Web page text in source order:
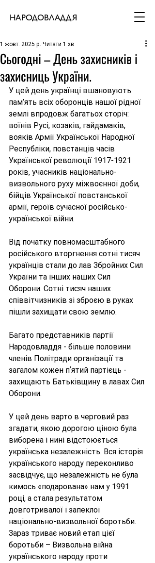
НАРОДОВЛАДДЯ
Сьогодні – День захисників і
захисниць України.
1 жовт. 2025 р. Читати 1 хв
У цей день українці вшановують
пам’ять всіх оборонців нашої рідної
землі впродовж багатьох сторіч:
воїнів Русі, козаків, гайдамаків,
вояків Армії Української Народної
Республіки, повстанців часів
Української революції 1917-1921
років, учасників національно-
визвольного руху міжвоєнної доби,
бійців Української повстанської
армії, героїв сучасної російсько-
української війни.
Від початку повномасштабного
російського вторгнення сотні тисяч
українців стали до лав Збройних Сил
України та інших наших Сил
Оборони. Сотні тисяч наших
співвітчизників зі зброєю в руках
пішли захищати свою землю.
Багато представників партії
Народовладдя - більше половини
членів Політради організації та
загалом кожен пʼятий партієць -
захищають Батьківщину в лавах Сил
Оборони.
У цей день варто в черговий раз
згадати, якою дорогою ціною була
виборена і нині відстоюється
українська незалежність. Вся історія
українського народу переконливо
засвідчує, що незалежність не була
кимось «подарована» нам у 1991
році, а стала результатом
довготривалої і запеклої
національно-визвольної боротьби.
Зараз триває новий етап цієї
боротьби – Визвольна війна
українського народу проти